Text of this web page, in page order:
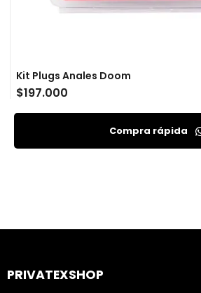
Kit Plugs Anales Doom
$197.000
Compra rápida
PRIVATEXSHOP